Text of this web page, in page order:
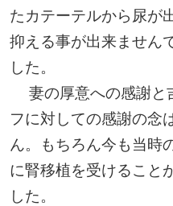
たカテーテルから尿が
抑える事が出来ません
した。
妻の厚意への感謝と
フに対しての感謝の念
ん。もちろん今も当時
に腎移植を受けること
した。